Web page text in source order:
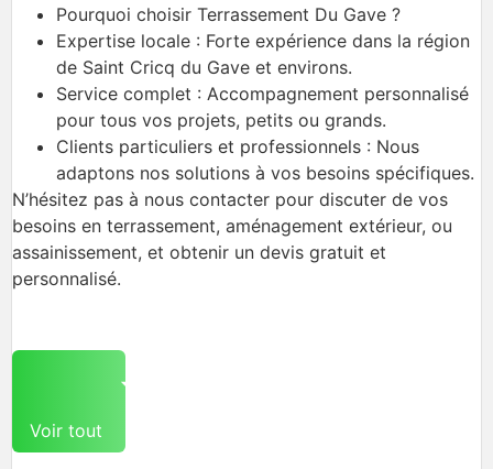
Pourquoi choisir Terrassement Du Gave ?
Expertise locale : Forte expérience dans la région
de Saint Cricq du Gave et environs.
Service complet : Accompagnement personnalisé
pour tous vos projets, petits ou grands.
Clients particuliers et professionnels : Nous
adaptons nos solutions à vos besoins spécifiques.
N’hésitez pas à nous contacter pour discuter de vos
besoins en terrassement, aménagement extérieur, ou
assainissement, et obtenir un devis gratuit et
personnalisé.
Voir tout